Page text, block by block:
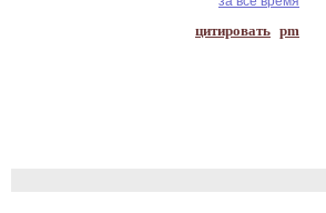
цитировать pm